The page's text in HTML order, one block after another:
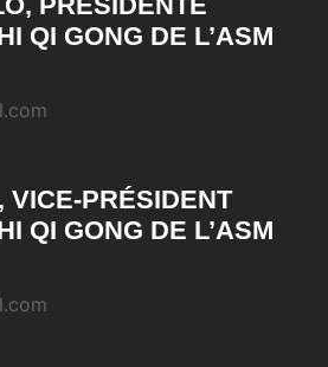
QI GONG DE L’ASM
VICE-PRÉSIDENT
QI GONG DE L’ASM